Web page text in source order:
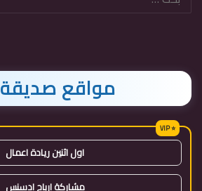
مواقع صديقة
اول اثنين ريادة اعمال
مشاركة ارباح ادسنس